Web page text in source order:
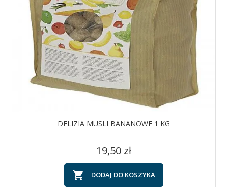
DELIZIA MUSLI BANANOWE 1 KG
Cena
19,50 zł
 DODAJ DO KOSZYKA